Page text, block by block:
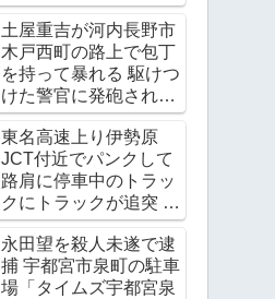
転手の飯田諭さんが死
亡 Twitter(X)に現地の
様子
土屋重吉が河内長野市
木戸西町の路上で包丁
を持って暴れる 駆けつ
けた警官に発砲され死
亡
東名高速上り伊勢原
JCT付近でパンクして
路肩に停車中のトラッ
クにトラックが追突 レ
ッカー作業中の上村貴
重さんが死亡
Twitter(X)に現地の様子
永田望を殺人未遂で逮
捕 宇都宮市泉町の駐車
場「タイムズ宇都宮泉